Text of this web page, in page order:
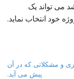
می تواند یک
خود انتخاب نماید.
و مشکلاتی که در آن
پیش می آید.